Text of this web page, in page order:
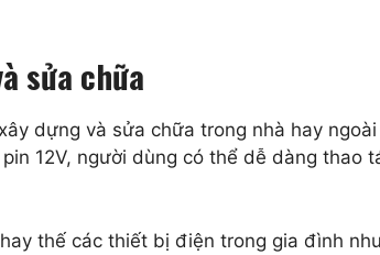
sửa chữa
dựng và sửa chữa trong nhà hay
12V, người dùng có thể dễ dàng thao
thế các thiết bị điện trong gia đình